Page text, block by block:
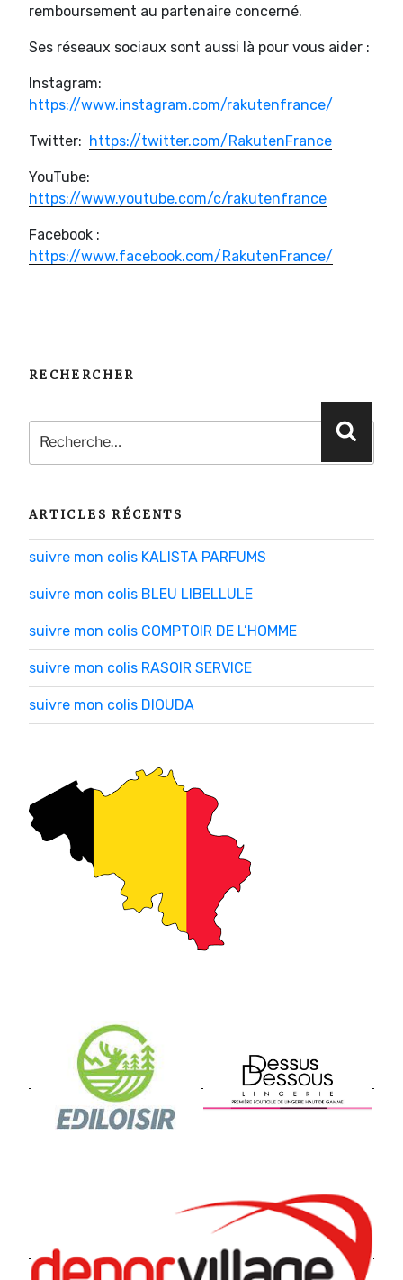
remboursement au partenaire concerné.
Ses réseaux sociaux sont aussi là pour vous aider :
Instagram:
https://www.instagram.com/rakutenfrance/
Twitter: https://twitter.com/RakutenFrance
YouTube:
https://www.youtube.com/c/rakutenfrance
Facebook :
https://www.facebook.com/RakutenFrance/
RECHERCHER
Recherche
pour
:
ARTICLES RÉCENTS
suivre mon colis KALISTA PARFUMS
suivre mon colis BLEU LIBELLULE
suivre mon colis COMPTOIR DE L’HOMME
suivre mon colis RASOIR SERVICE
suivre mon colis DIOUDA